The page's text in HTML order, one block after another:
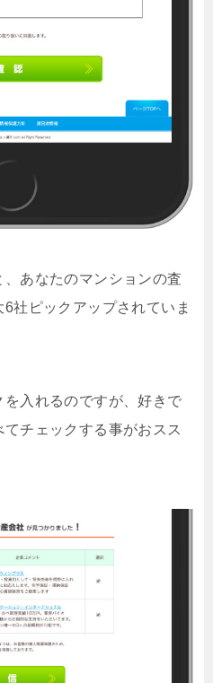
、あなたのマンションの査
社ピックアップされていま
入れるのですが、好きで
チェックする事がおスス